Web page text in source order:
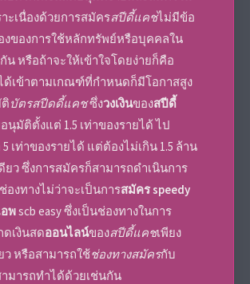
ะเนื่องด้วยการสมัครสปีดี้แคชไม่มีข้อ
งของการใช้หลักทรัพย์หรือบุคคลใน
น หรือถ้าจะให้เข้าใจโดยง่ายก็คือ
ด้เข้าตามเกณฑ์ที่กำหนดก็มีโอกาสสูง
บัตรสปีดดี้แคชซึ่งวงเงินของสปีดี้
นุมัติตั้งแต่ 1.5 เท่าของรายได้ ไป
เท่าของรายได้ แต่ต้องไม่เกิน 1.5 ล้าน
ยว ซึ่งการสมัครก็สามารถดำเนินการ
องทางไม่ว่าจะเป็นการสมัคร speedy
พscb easy ซึ่งเป็นช่องทางในการ
เงินสดออนไลน์ของสปีดี้แคชเพียง
ว หรือสามารถใช้ช่องทางสมัครกับ
มารถทำได้ด้วยเช่นกัน